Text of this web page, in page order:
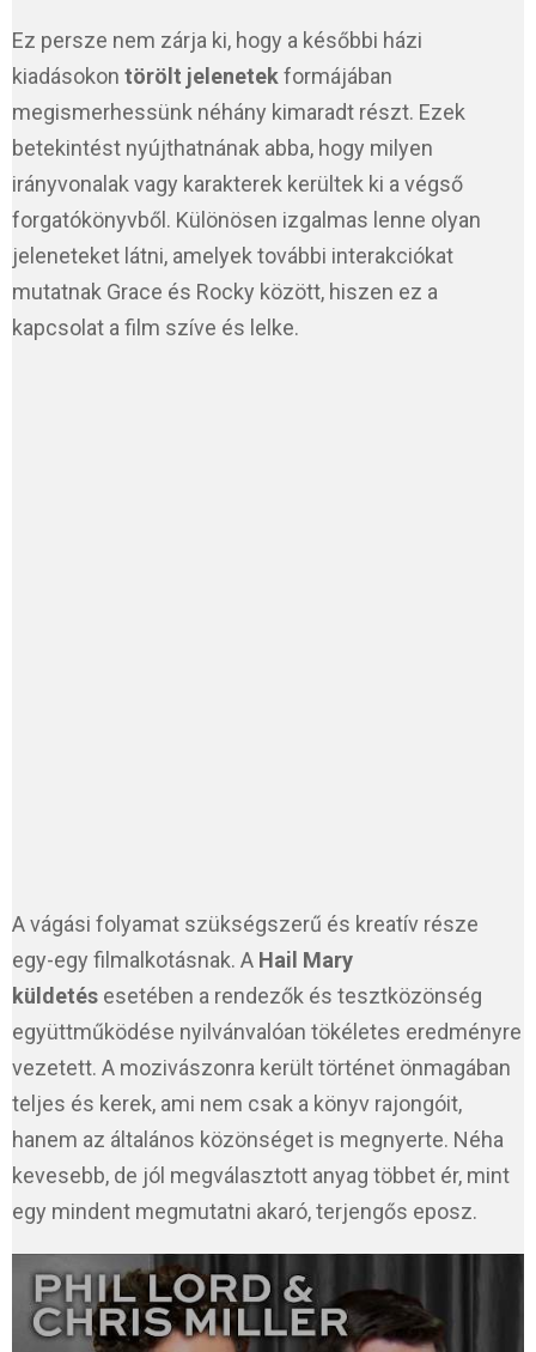
Ez persze nem zárja ki, hogy a későbbi házi
kiadásokon törölt jelenetek formájában
megismerhessünk néhány kimaradt részt. Ezek
betekintést nyújthatnának abba, hogy milyen
irányvonalak vagy karakterek kerültek ki a végső
forgatókönyvből. Különösen izgalmas lenne olyan
jeleneteket látni, amelyek további interakciókat
mutatnak Grace és Rocky között, hiszen ez a
kapcsolat a film szíve és lelke.
A vágási folyamat szükségszerű és kreatív része
egy-egy filmalkotásnak. A Hail Mary
küldetés esetében a rendezők és tesztközönség
együttműködése nyilvánvalóan tökéletes eredményre
vezetett. A mozivászonra került történet önmagában
teljes és kerek, ami nem csak a könyv rajongóit,
hanem az általános közönséget is megnyerte. Néha
kevesebb, de jól megválasztott anyag többet ér, mint
egy mindent megmutatni akaró, terjengős eposz.